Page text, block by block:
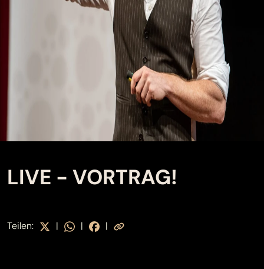
LIVE - VORTRAG!
Teilen: | | |